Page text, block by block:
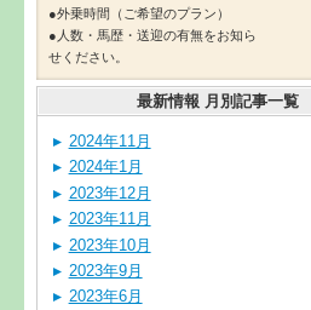
●外乗時間（ご希望のプラン）
●人数・馬歴・送迎の有無をお知ら
せください。
最新情報 月別記事一覧
2024年11月
2024年1月
2023年12月
2023年11月
2023年10月
2023年9月
2023年6月